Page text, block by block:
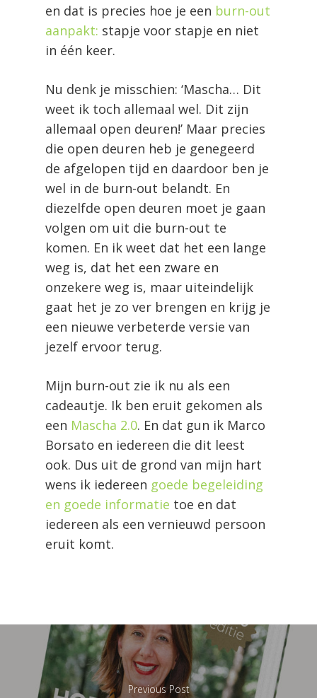
en dat is precies hoe je een burn-out
aanpakt: stapje voor stapje en niet
in één keer.
Nu denk je misschien: ‘Mascha… Dit
weet ik toch allemaal wel. Dit zijn
allemaal open deuren!’ Maar precies
die open deuren heb je genegeerd
de afgelopen tijd en daardoor ben je
wel in de burn-out belandt. En
diezelfde open deuren moet je gaan
volgen om uit die burn-out te
komen. En ik weet dat het een lange
weg is, dat het een zware en
onzekere weg is, maar uiteindelijk
gaat het je zo ver brengen en krijg je
een nieuwe verbeterde versie van
jezelf ervoor terug.
Mijn burn-out zie ik nu als een
cadeautje. Ik ben eruit gekomen als
een Mascha 2.0. En dat gun ik Marco
Borsato en iedereen die dit leest
ook. Dus uit de grond van mijn hart
wens ik iedereen goede begeleiding
en goede informatie toe en dat
iedereen als een vernieuwd persoon
eruit komt.
Previous Post